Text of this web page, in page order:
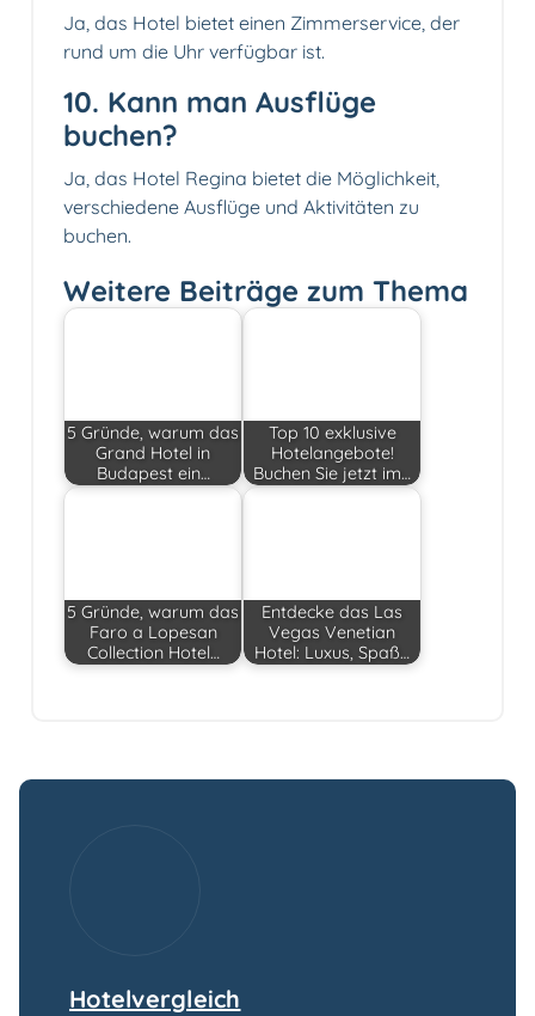
Ja, das Hotel bietet einen Zimmerservice, der
rund um die Uhr verfügbar ist.
10. Kann man Ausflüge
buchen?
Ja, das Hotel Regina bietet die Möglichkeit,
verschiedene Ausflüge und Aktivitäten zu
buchen.
Weitere Beiträge zum Thema
5 Gründe, warum das
Grand Hotel in
Budapest ein…
Top 10 exklusive
Hotelangebote!
Buchen Sie jetzt im…
5 Gründe, warum das
Faro a Lopesan
Collection Hotel…
Entdecke das Las
Vegas Venetian
Hotel: Luxus, Spaß…
Hotelvergleich